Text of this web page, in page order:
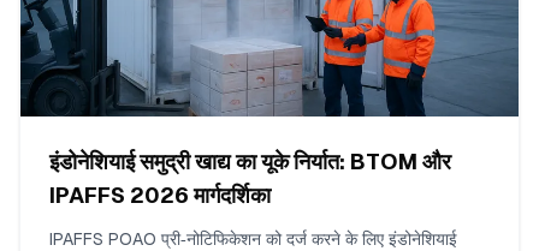
इंडोनेशियाई समुद्री खाद्य का यूके निर्यात: BTOM और
IPAFFS 2026 मार्गदर्शिका
IPAFFS POAO प्री‑नोटिफिकेशन को दर्ज करने के लिए इंडोनेशियाई